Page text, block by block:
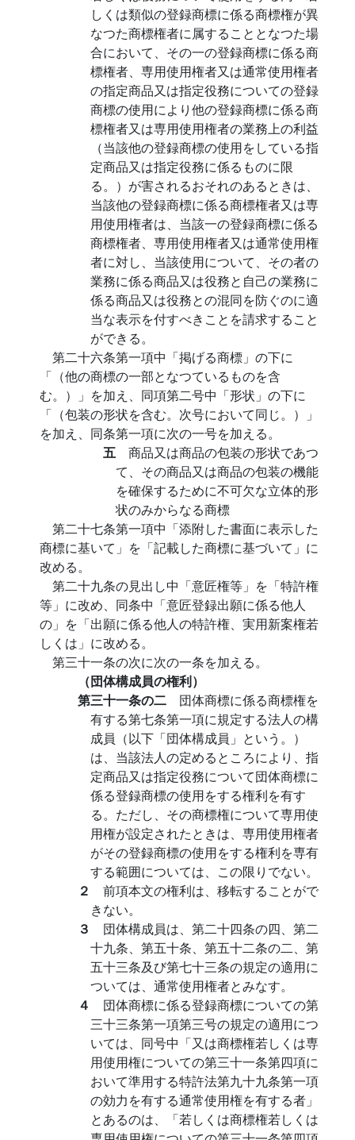
しくは類似の登録商標に係る商標権が異
なつた商標権者に属することとなつた場
合において、その一の登録商標に係る商
標権者、専用使用権者又は通常使用権者
の指定商品又は指定役務についての登録
商標の使用により他の登録商標に係る商
標権者又は専用使用権者の業務上の利益
（当該他の登録商標の使用をしている指
定商品又は指定役務に係るものに限
る。）が害されるおそれのあるときは、
当該他の登録商標に係る商標権者又は専
用使用権者は、当該一の登録商標に係る
商標権者、専用使用権者又は通常使用権
者に対し、当該使用について、その者の
業務に係る商品又は役務と自己の業務に
係る商品又は役務との混同を防ぐのに適
当な表示を付すべきことを請求すること
ができる。
第二十六条第一項中「掲げる商標」の下に
「（他の商標の一部となつているものを含
む。）」を加え、同項第二号中「形状」の下に
「（包装の形状を含む。次号において同じ。）」
を加え、同条第一項に次の一号を加える。
五 商品又は商品の包装の形状であつ
て、その商品又は商品の包装の機能
を確保するために不可欠な立体的形
状のみからなる商標
第二十七条第一項中「添附した書面に表示した
商標に基いて」を「記載した商標に基づいて」に
改める。
第二十九条の見出し中「意匠権等」を「特許権
等」に改め、同条中「意匠登録出願に係る他人
の」を「出願に係る他人の特許権、実用新案権若
しくは」に改める。
第三十一条の次に次の一条を加える。
（団体構成員の権利）
第三十一条の二 団体商標に係る商標権を
有する第七条第一項に規定する法人の構
成員（以下「団体構成員」という。）
は、当該法人の定めるところにより、指
定商品又は指定役務について団体商標に
係る登録商標の使用をする権利を有す
る。ただし、その商標権について専用使
用権が設定されたときは、専用使用権者
がその登録商標の使用をする権利を専有
する範囲については、この限りでない。
２ 前項本文の権利は、移転することがで
きない。
３ 団体構成員は、第二十四条の四、第二
十九条、第五十条、第五十二条の二、第
五十三条及び第七十三条の規定の適用に
ついては、通常使用権者とみなす。
４ 団体商標に係る登録商標についての第
三十三条第一項第三号の規定の適用につ
いては、同号中「又は商標権若しくは専
用使用権についての第三十一条第四項に
おいて準用する特許法第九十九条第一項
の効力を有する通常使用権を有する者」
とあるのは、「若しくは商標権若しくは